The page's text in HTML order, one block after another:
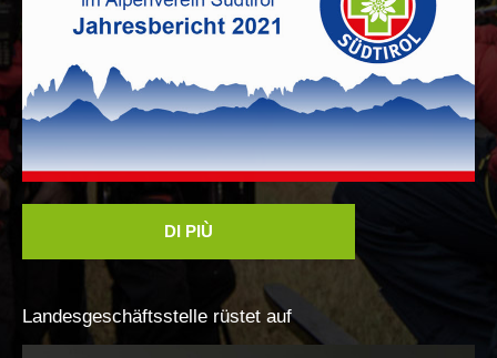
DI PIÙ
Landesgeschäftsstelle rüstet auf